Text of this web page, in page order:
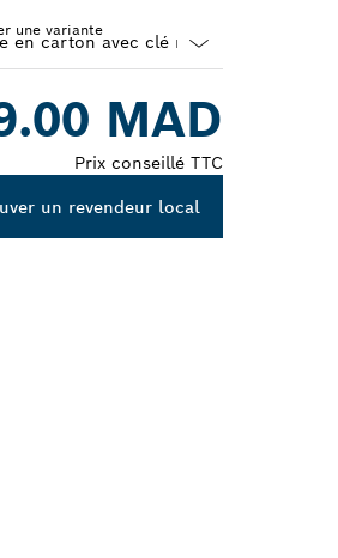
une variante
MAD
Prix conseillé TTC
un revendeur local